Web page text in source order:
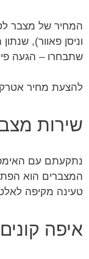
המחיר של מצבר
שתבחרו – הגעה
להצעת מחיר
שירות
נתקעתם עם
המצברים הוא
טעינה מקיפה
איפה